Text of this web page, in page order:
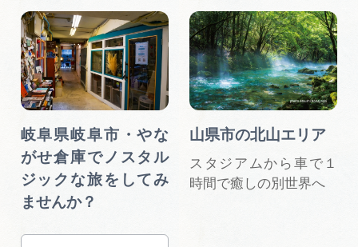
岐阜県岐阜市・やな
がせ倉庫でノスタル
ジックな旅をしてみ
ませんか？
山県市の北山エリア
スタジアムから車で１
時間で癒しの別世界へ